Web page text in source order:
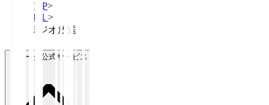
TOP>
Ｊ１ >
ラジオ放送
Ｊリーグ公式サービス